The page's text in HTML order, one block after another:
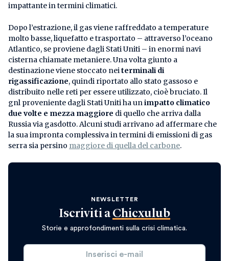
impattante in termini climatici.
Dopo l’estrazione, il gas viene raffreddato a temperature
molto basse, liquefatto e trasportato – attraverso l’oceano
Atlantico, se proviene dagli Stati Uniti – in enormi navi
cisterna chiamate metaniere. Una volta giunto a
destinazione viene stoccato neiterminali di
rigassificazione, quindi riportato allo stato gassoso e
distribuito nelle reti per essere utilizzato, cioè bruciato. Il
gnl proveniente dagli Stati Uniti ha unimpatto climatico
due volte e mezza maggiore di quello che arriva dalla
Russia via gasdotto. Alcuni studi arrivano ad affermare che
la sua impronta complessiva in termini di emissioni di gas
serra sia persino maggiore di quella del carbone.
NEWSLETTER
Iscriviti a Chicxulub
Storie e approfondimenti sulla crisi climatica.